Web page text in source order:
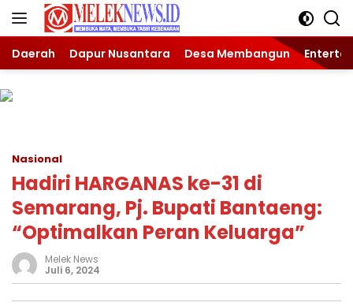
Langsung
Daerah Dapur Nusantara Desa Membangun
Nasional
Hadiri HARGANAS ke-31 di
Semarang, Pj. Bupati Bantaeng:
“Optimalkan Peran Keluarga”
Melek News
Juli 6, 2024